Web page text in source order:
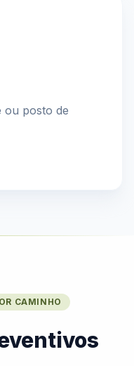
ou posto de
CAMINHO